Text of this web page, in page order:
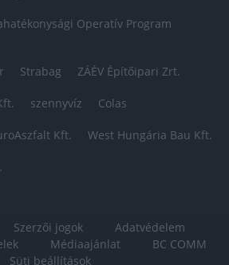
Operatív Program
Strabag ZÁÉV Építőipari Zrt.
szennyvíz Colas
Kft. West Hungária Bau Kft.
Szerzői jogok
Adatvédelem
Médiaajánlat
BC COMM
Süti beállítások